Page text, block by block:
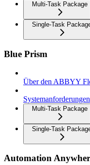
Multi-Task Package
Single-Task
Blue Prism
Über den ABBYY
Systemanforderungen
Multi-Task Package
Single-Task
Automation